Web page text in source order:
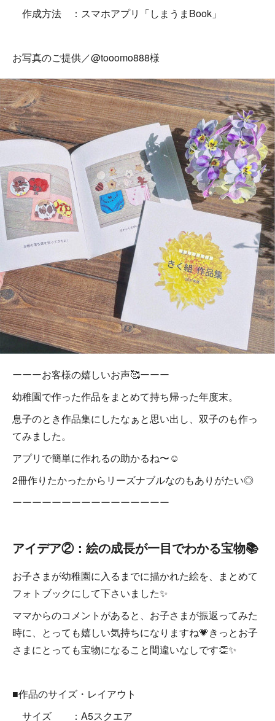
作成方法 ：スマホアプリ「しまうまBook」
お写真のご提供／@tooomo888様
ーーーお客様の嬉しいお声🥰ーーー
幼稚園で作った作品をまとめて持ち帰った年度末。
息子のとき作品集にしたなぁと思い出し、双子のも作っ
てみました。
アプリで簡単に作れるの助かるね〜☺️
2冊作りたかったからリーズナブルなのもありがたい◎
ーーーーーーーーーーーーーーーー
アイデア②： 絵の成長が一目でわかる宝物📚
お子さまが幼稚園に入るまでに描かれた絵を、まとめて
フォトブックにして下さいました✨
ママからのコメントがあると、お子さまが振返ってみた
時に、とっても嬉しい気持ちになりますね💗きっとお子
さまにとっても宝物になること間違いなしです👏✨
■作品のサイズ・レイアウト
サイズ ：A5スクエア